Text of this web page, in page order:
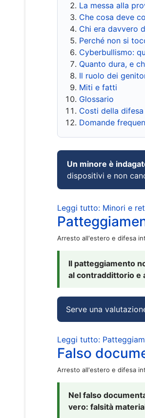
La messa alla
Che cosa deve
Chi era davvero
Perché non si
Cyberbullismo:
Quanto dura, e
Il ruolo dei
Miti e fatti
Glossario
Costi della difesa
Domande
Un minore è
dispositivi e non
Leggi tutto: Minori e
Arresto all'estero e difesa
Il patteggiamento
al contraddittorio e
Serve una
Leggi tutto:
Falso
Arresto all'estero e difesa
Nel falso
vero: falsità